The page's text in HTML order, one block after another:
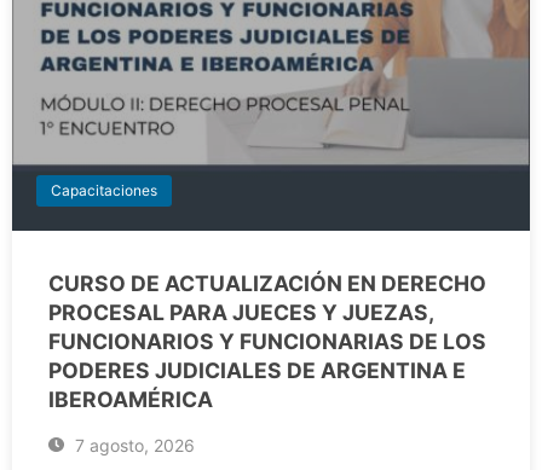
Capacitaciones
CURSO DE ACTUALIZACIÓN EN DERECHO
PROCESAL PARA JUECES Y JUEZAS,
FUNCIONARIOS Y FUNCIONARIAS DE LOS
PODERES JUDICIALES DE ARGENTINA E
IBEROAMÉRICA
7 agosto, 2026